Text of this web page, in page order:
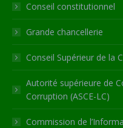
windowwindowwindowwindow
new
Conseil constitutionnel
Grande chancellerie
Conseil Supérieur de la
Autorité supérieure de
Corruption (ASCE-LC)
Commission de